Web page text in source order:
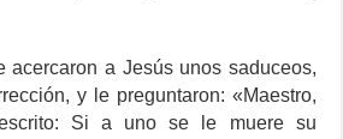
acercaron a Jesús unos saduceos,
y le preguntaron: «Maestro,
Si a uno se le muere su